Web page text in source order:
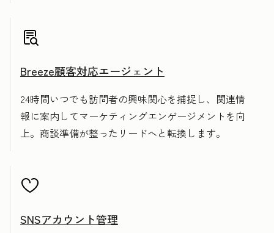
Breeze顧客対応エージェント
24時間いつでも訪問者の興味関心を捕捉し、関連情
報に案内してマーケティングエンゲージメントを向
上。商談準備が整ったリードへと転換します。
SNSアカウント管理